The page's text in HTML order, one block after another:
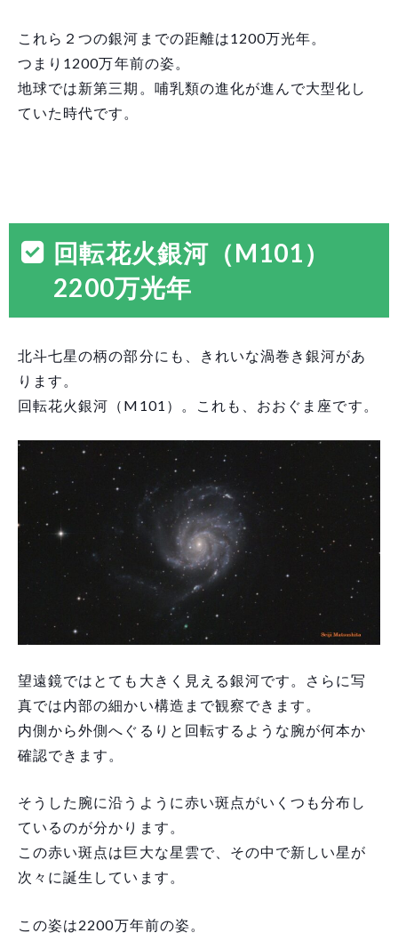
これら２つの銀河までの距離は1200万光年。
つまり1200万年前の姿。
地球では新第三期。哺乳類の進化が進んで大型化し
ていた時代です。
回転花火銀河（M101）
2200万光年
北斗七星の柄の部分にも、きれいな渦巻き銀河があ
ります。
回転花火銀河（M101）。これも、おおぐま座です。
望遠鏡ではとても大きく見える銀河です。さらに写
真では内部の細かい構造まで観察できます。
内側から外側へぐるりと回転するような腕が何本か
確認できます。
そうした腕に沿うように赤い斑点がいくつも分布し
ているのが分かります。
この赤い斑点は巨大な星雲で、その中で新しい星が
次々に誕生しています。
この姿は2200万年前の姿。